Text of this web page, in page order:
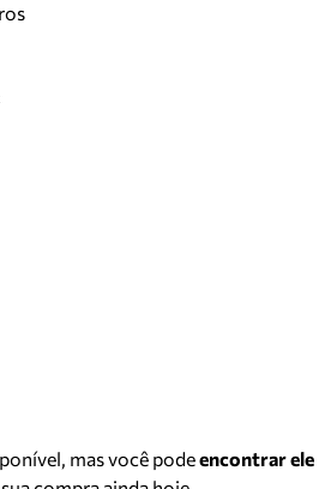
devoluções e mais.
e solicite devoluções.
mas você podeencontrar ele